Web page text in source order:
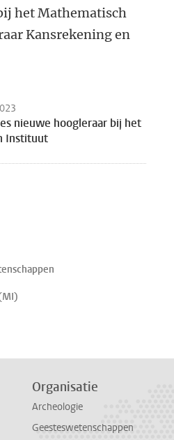
het Mathematisch
Kansrekening en
nieuwe hoogleraar bij het
Instituut
WhatsApp
via Mastodon
Organisatie
Archeologie
Geesteswetenschappen